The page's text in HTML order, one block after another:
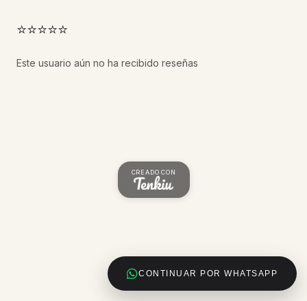
CONTINUAR POR WHATSAPP
⭐⭐⭐⭐⭐
Este usuario aún no ha recibido reseñas
CREADO CON